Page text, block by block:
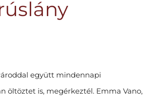
együtt mindennapi
öltöztet is, megérkeztél. Emma Vano,